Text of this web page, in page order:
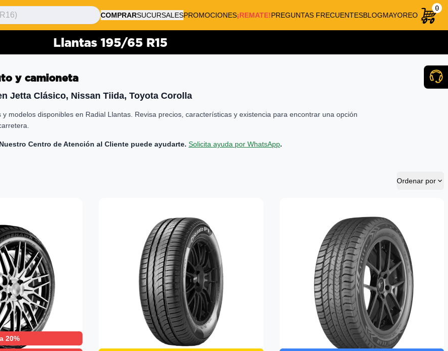
COMPRARSUCURSALESPROMOCIONES¡REMATE!PREGUNTAS FRECUENTESBLOGMAYOREO
0
Llantas 195/65 R15
y camioneta
Jetta Clásico, Nissan Tiida, Toyota Corolla
y modelos disponibles en Radial Llantas. Revisa precios, características y existencia para encontrar una opción
Centro de Atención al Cliente puede ayudarte. Solicita ayuda por WhatsApp.
Ordenar por
20%